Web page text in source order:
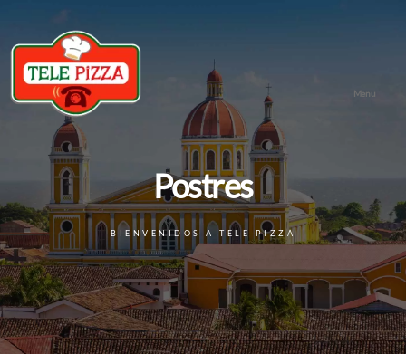
Menu
Postres
BIENVENIDOS A TELE PIZZA